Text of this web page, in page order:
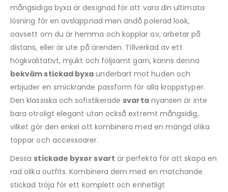
mångsidiga byxa är designad för att vara din ultimata
lösning för en avslappnad men ändå polerad look,
oavsett om du är hemma och kopplar av, arbetar på
distans, eller är ute på ärenden. Tillverkad av ett
högkvalitativt, mjukt och följsamt garn, känns denna
bekväm stickad byxa underbart mot huden och
erbjuder en smickrande passform för alla kroppstyper.
Den klassiska och sofistikerade svartanyansen är inte
bara otroligt elegant utan också extremt mångsidig,
vilket gör den enkel att kombinera med en mängd olika
toppar och accessoarer.
Dessa stickade byxor svart är perfekta för att skapa en
rad olika outfits. Kombinera dem med en matchande
stickad tröja för ett komplett och enhetligt